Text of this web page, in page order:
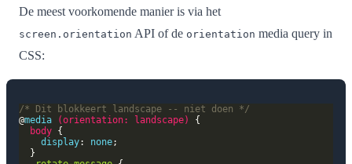
De meest voorkomende manier is via het
screen.orientation API of de orientation media query in
CSS:
/* Dit blokkeert landscape -- niet doen */
@media (orientation: landscape)
body
display: none